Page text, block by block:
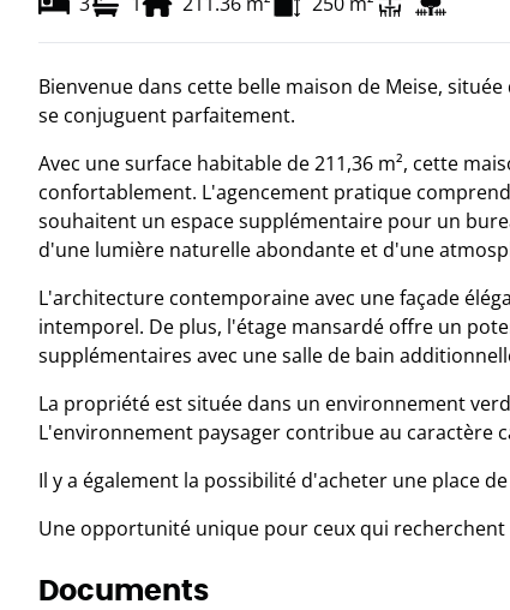
Bienvenue dans cette belle maison de Meise,
se conjuguent parfaitement.
Avec une surface habitable de 211,36 m², cette
confortablement. L'agencement pratique
souhaitent un espace supplémentaire pour un
d'une lumière naturelle abondante et d'une
L'architecture contemporaine avec une façade
intemporel. De plus, l'étage mansardé offre un
supplémentaires avec une salle de bain
La propriété est située dans un environnement
L'environnement paysager contribue au caractère
Il y a également la possibilité d'acheter une place
Une opportunité unique pour ceux qui
Documents